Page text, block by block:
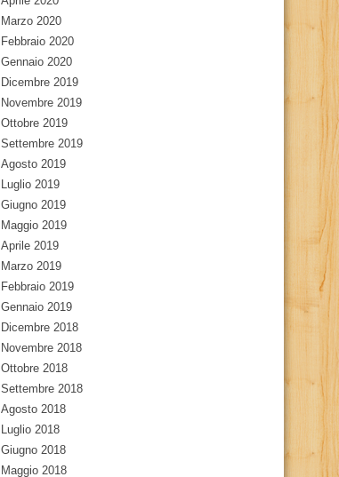
Marzo 2020
Febbraio 2020
Gennaio 2020
Dicembre 2019
Novembre 2019
Ottobre 2019
Settembre 2019
Agosto 2019
Luglio 2019
Giugno 2019
Maggio 2019
Aprile 2019
Marzo 2019
Febbraio 2019
Gennaio 2019
Dicembre 2018
Novembre 2018
Ottobre 2018
Settembre 2018
Agosto 2018
Luglio 2018
Giugno 2018
Maggio 2018